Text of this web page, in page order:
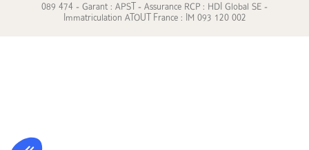
089 474 - Garant : APST - Assurance RCP : HDI Global SE -
Immatriculation ATOUT France : IM 093 120 002